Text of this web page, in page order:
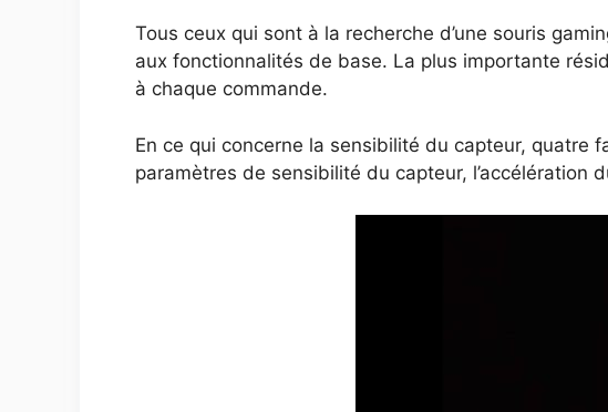
Tous ceux qui sont à la recherche d’une souris
aux fonctionnalités de base. La plus importante
à chaque commande.
En ce qui concerne la sensibilité du capteur, quatre
paramètres de sensibilité du capteur, l’accélération